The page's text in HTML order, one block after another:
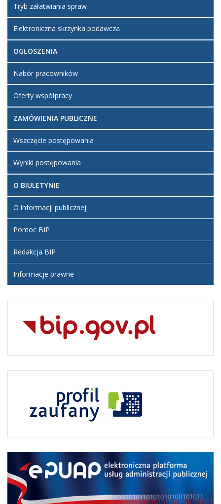
Tryb załatwiania spraw
Elektroniczna skrzynka podawcza
OGŁOSZENIA
Nabór pracowników
Oferty współpracy
ZAMÓWIENIA PUBLICZNE
Wszczęcie postępowania
Wyniki postępowania
O BIULETYNIE
O informacji publicznej
Pomoc BIP
Redakcja BIP
Informacje prawne